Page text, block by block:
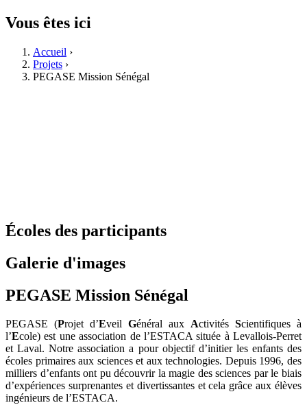
Vous êtes ici
Accueil ›
Projets ›
PEGASE Mission Sénégal
Écoles des participants
Galerie d'images
PEGASE Mission Sénégal
PEGASE (Projet d’Eveil Général aux Activités Scientifiques à
l’Ecole) est une association de l’ESTACA située à Levallois-Perret
et Laval. Notre association a pour objectif d’initier les enfants des
écoles primaires aux sciences et aux technologies. Depuis 1996, des
milliers d’enfants ont pu découvrir la magie des sciences par le biais
d’expériences surprenantes et divertissantes et cela grâce aux élèves
ingénieurs de l’ESTACA.